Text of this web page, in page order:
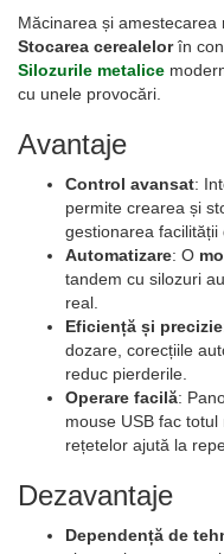
Măcinarea și amestecarea
Stocarea cerealelorîn
Silozurile metalice
cu unele provocări.
Avantaje
Control avansat:
permite crearea și
gestionarea facilității
Automatizare: O
tandem cu silozuri
real.
Eficiență și precizie
dozare, corecțiile
reduc pierderile.
Operare facilă:
mouse USB fac
rețetelor ajută la
Dezavantaje
Dependență de